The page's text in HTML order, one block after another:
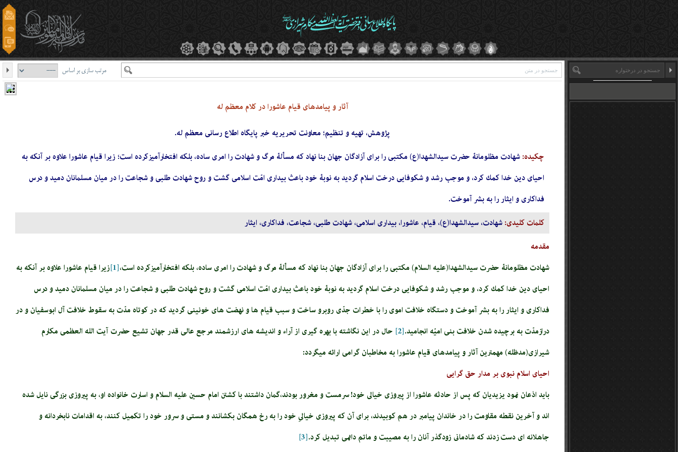
مرتب سازی بر اساس
آثار و پیامدهای قیام عاشورا در کلام معظم له
پژوهش، تهیه و تنظیم؛ معاونت تحریریه خبر پایگاه اطلاع رسانی معظم له.
چکیده: شهادت مظلومانۀ حضرت سیدالشهدا(ع) مكتبى را براى آزادگان جهان بنا نهاد كه مسألۀ مرگ و شهادت را امرى ساده، بلكه افتخارآميزکرده است؛ زیرا قيام عاشورا علاوه بر آن‏كه به
احياى دين خدا كمك كرد، و موجب رشد و شكوفايى درخت اسلام گردید به نوبۀ خود باعث بيدارى امّت اسلامى گشت و روح شهادت‏ طلبى و شجاعت را در میان مسلمانان دميد و درس
فداكارى و ايثار را به بشر آموخت.
کلمات کلیدی: شهادت، سیدالشهدا(ع)، قيام، عاشورا، بيدارى اسلامى، شهادت‏ طلبى، شجاعت، فداكارى، ايثار
مقدمه
شهادت مظلومانۀ حضرت سیدالشهدا(علیه السلام) مكتبى را براى آزادگان جهان بنا نهاد كه مسألۀ مرگ و شهادت را امرى ساده، بلكه افتخارآميزکرده است،[1]
زیرا قيام عاشورا علاوه بر آن‏كه به
احياى دين خدا كمك كرد، و موجب رشد و شكوفايى درخت اسلام گردید به نوبۀ خود باعث بيدارى امّت اسلامى گشت و روح شهادت‏ طلبى و شجاعت را در میان مسلمانان دميد و درس
فداكارى و ايثار را به بشر آموخت و دستگاه خلافت اموى را با خطرات جدّى روبرو ساخت و سبب قيام‏ ها و نهضت‏ هاى خونينى گرديد كه در كوتاه مدّت به سقوط خلافت آل ابوسفيان و در
درازمدّت به برچيده شدن خلافت بنى‏ اميّه انجاميد.[2]
حال در این نگاشته با بهره گیری از آراء و اندیشه های ارزشمند مرجع عالی قدر جهان تشیع حضرت آیت الله العظمی مکارم
شیرازی(مدظله) مهم­ترین آثار و پیامدهای قیام عاشورا به مخاطبان گرامی ارائه می­گردد:
احیای اسلام نبوی بر مدار حق گرایی
باید اذعان نمود يزيديان كه پس از حادثه عاشورا از پيروزى خيالى خود! سرمست و مغرور بودند،گمان داشتند با كشتن امام حسين عليه السلام و اسارت خانواده او، به پيروزى بزرگى نايل شده
‏اند و آخرين نقطه مقاومت را در خاندان پيامبر در هم كوبيدند، براى آن كه پيروزى خيالىِ خود را به رخ همگان بكشانند و مستى و سرور خود را تكميل كنند، به اقدامات نابخردانه و
جاهلانه‏ اى دست زدند كه شادمانى زودگذر آنان را به مصيبت و ماتم دائمى تبديل كرد.[3]